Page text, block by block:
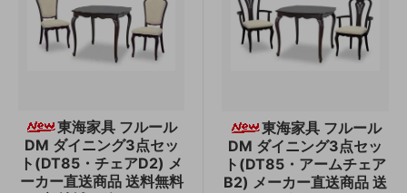
東海家具 フルール
DM ダイニング3点セッ
ト(DT85・チェアD2) メ
ーカー直送商品 送料無料
東海家具 フルール
DM ダイニング3点セッ
ト(DT85・アームチェア
B2) メーカー直送商品 送